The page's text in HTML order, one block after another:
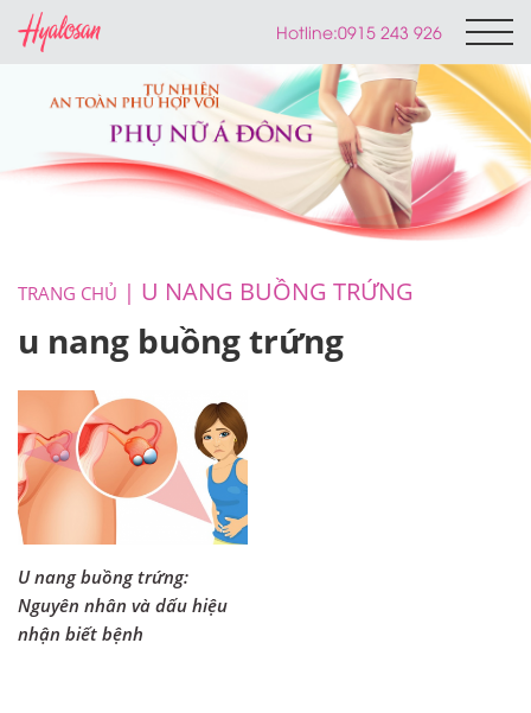
Hotline:0915 243 926
TRANG CHỦ U NANG BUỒNG TRỨNG
u nang buồng trứng
U nang buồng trứng:
Nguyên nhân và dấu hiệu
nhận biết bệnh